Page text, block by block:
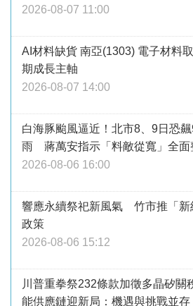
2026-08-07 11:00
AI材料缺貨 南亞(1303) 電子材料
期成長主軸
2026-08-07 14:00
白海豚颱風逼近！北市8、9日恐
雨 蔣萬安指示「料敵從寬」全面
2026-08-06 16:00
響應永續祭祀新風氣 竹市推「新
政策
2026-08-06 15:12
川普重拳祭232條款加徵多晶矽關
能供應鏈迎新局：機遇與挑戰並存